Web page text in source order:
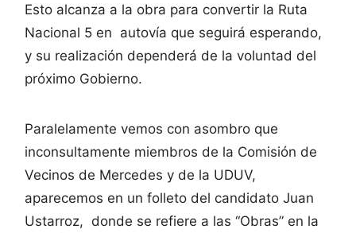
Esto alcanza a la obra para convertir la Ruta
Nacional 5 en autovía que seguirá esperando,
y su realización dependerá de la voluntad del
próximo Gobierno.
Paralelamente vemos con asombro que
inconsultamente miembros de la Comisión de
Vecinos de Mercedes y de la UDUV,
aparecemos en un folleto del candidato Juan
Ustarroz, donde se refiere a las “Obras” en la